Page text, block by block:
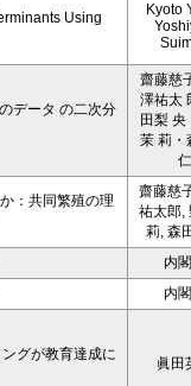
Using
Kyoto
データ の二次分
齋藤慈
澤祐太
田梨 央
茉 莉・
仁
：共同繁殖の理
齋藤慈
祐太郎,
莉, 森
内
内
グが教育達成に
眞田